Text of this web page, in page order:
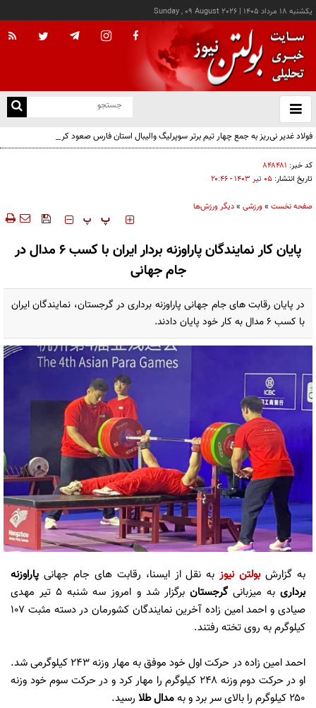
يکشنبه ۱۸ مرداد ۱۴۰۵ |
Sunday , 09 August 2026
باز
و
فولاد غدیر نی‌ریز به جمع چهار تیم برتر سوپرلیگ والیبال استان فارس صعود کرد
کد خبر: ۸۴۸۴۸۱
تاریخ انتشار: ۰۵ تير ۱۴۰۳ - ۲۰:۴۶
صفحه نخست »ورزشی »دیگر ورزش‌ها
‍‍‍ پ پ
پایان کار نمایندگان پاراوزنه بردار ایران با کسب ۶ مدال در
جام جهانی
در پایان رقابت های جام جهانی پاراوزنه برداری در گرجستان، نمایندگان ایران
با کسب ۶ مدال به کار خود پایان دادند.
به گزارشبولتن نیوز به نقل از ایسنا، رقابت های جام جهانی پاراوزنه
برداریبه میزبانیگرجستان
برگزار شد و امروز سه شنبه ۵ تیر مهدی
صیادی و احمد امین زاده آخرین نمایندگان کشورمان در دسته مثبت ۱۰۷
کیلوگرم به روی تخته رفتند.
احمد امین زاده در حرکت اول خود موفق به مهار وزنه ۲۴۳ کیلوگرمی شد.
او در حرکت دوم وزنه ۲۴۸ کیلوگرم را مهار کرد و در حرکت سوم خود وزنه
۲۵۰ کیلوگرم را بالای سر برد و به
مدال طلا رسید.